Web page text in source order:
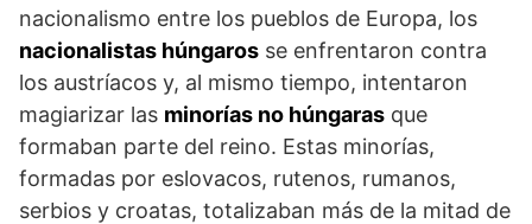
nacionalismo entre los pue­blos de Europa, los
nacionalistas húngaros se enfrentaron contra
los austríacos y, al mismo tiem­po, intentaron
magiarizar las minorías no húngaras que
formaban parte del rei­no. Estas minorías,
formadas por eslo­vacos, rutenos, rumanos,
serbios y croa­tas, totalizaban más de la mitad de